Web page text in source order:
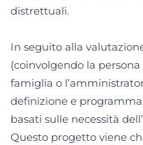
distrettuali.
In seguito alla
(coinvolgendo la
famiglia o
definizione e
basati sulle necessità
Questo progetto viene